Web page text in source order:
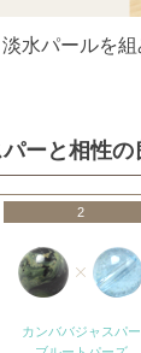
水パールを
ーと相性の
2
カンババジャスパー